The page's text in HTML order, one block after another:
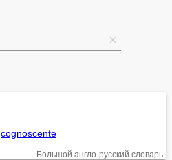
cognoscente
Большой англо-русский словарь